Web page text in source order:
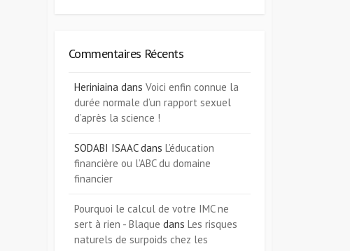
Commentaires Récents
Heriniaina dans Voici enfin connue la
durée normale d’un rapport sexuel
d’après la science !
SODABI ISAACdans L’éducation
financière ou l’ABC du domaine
financier
Pourquoi le calcul de votre IMC ne
sert à rien - Blaque dans Les risques
naturels de surpoids chez les